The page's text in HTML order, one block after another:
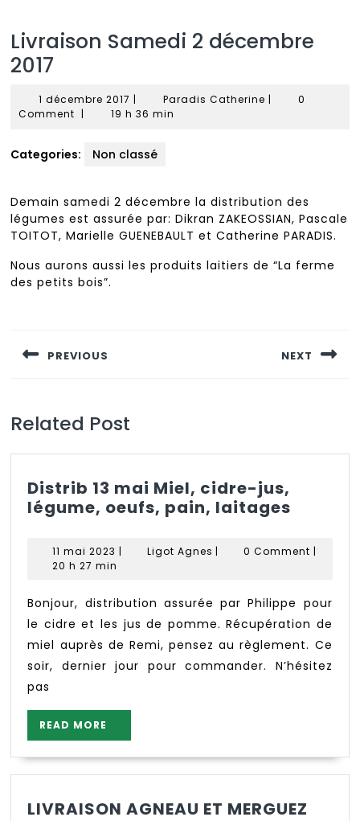
Livraison Samedi 2 décembre
2017
1 décembre 2017 1
décembre
| Paradis Catherine Paradis
|
0
Comment | 19 h 36 min
Categories: Non classé
Demain samedi 2 décembre la distribution des
légumes est assurée par: Dikran ZAKEOSSIAN, Pascale
TOITOT, Marielle GUENEBAULT et Catherine PARADIS.
Nous aurons aussi les produits laitiers de “La ferme
des petits bois”.
l’article
PREVIOUS NEXT
Related Post
Distrib 13 mai Miel, cidre-jus,
légume, oeufs, pain, laitages
mai
jus,
oeufs,
pain,
11 mai 2023 11
mai
| Ligot Agnes Ligot
| 0 Comment |
20 h 27 min
Bonjour, distribution assurée par Philippe pour
le cidre et les jus de pomme. Récupération de
miel auprès de Remi, pensez au règlement. Ce
soir, dernier jour pour commander. N’hésitez
pas
READ MORE
MORE
LIVRAISON AGNEAU ET MERGUEZ